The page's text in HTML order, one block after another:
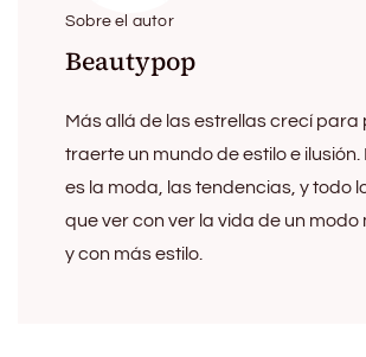
Sobre el autor
Beautypop
Más allá de las estrellas crecí para
traerte un mundo de estilo e ilusión.
es la moda, las tendencias, y todo
que ver con ver la vida de un modo
y con más estilo.